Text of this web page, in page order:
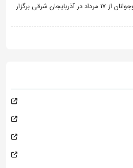
اردوی تیم ملی کشتی ساحلی نوجوانان از 17 مرداد در آذربایجان شرقی برگزار